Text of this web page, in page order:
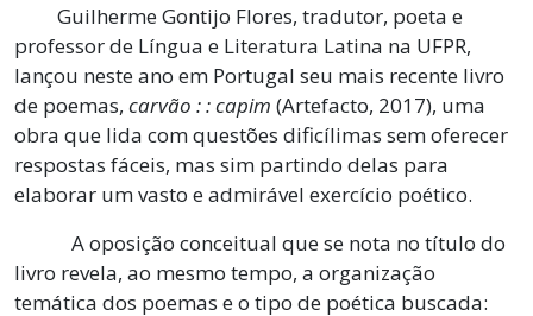
Guilherme Gontijo Flores, tradutor, poeta e
professor de Língua e Literatura Latina na UFPR,
lançou neste ano em Portugal seu mais recente livro
de poemas, carvão : : capim (Artefacto, 2017), uma
obra que lida com questões dificílimas sem oferecer
respostas fáceis, mas sim partindo delas para
elaborar um vasto e admirável exercício poético.
A oposição conceitual que se nota no título do
livro revela, ao mesmo tempo, a organização
temática dos poemas e o tipo de poética buscada: